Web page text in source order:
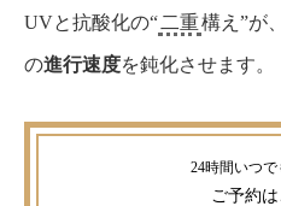
UVと抗酸化の“ 二重構え”が
の進行速度を鈍化させます。
ご予約